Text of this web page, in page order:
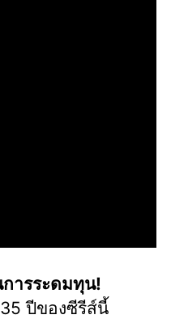
ารระดมทุน!
ปีของซีรีส์นี้